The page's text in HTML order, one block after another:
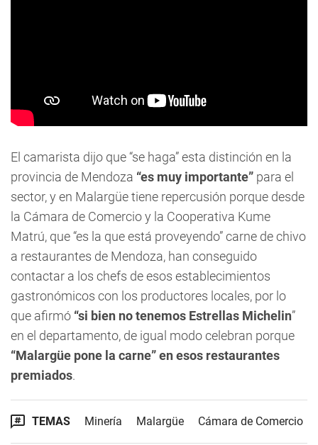
El camarista dijo que “se haga” esta distinción en la
provincia de Mendoza “es muy importante” para el
sector, y en Malargüe tiene repercusión porque desde
la Cámara de Comercio y la Cooperativa Kume
Matrú, que “es la que está proveyendo” carne de chivo
a restaurantes de Mendoza, han conseguido
contactar a los chefs de esos establecimientos
gastronómicos con los productores locales, por lo
que afirmó “si bien no tenemos Estrellas Michelin”
en el departamento, de igual modo celebran porque
“Malargüe pone la carne” en esos restaurantes
premiados.
TEMAS Minería Malargüe Cámara de Comercio